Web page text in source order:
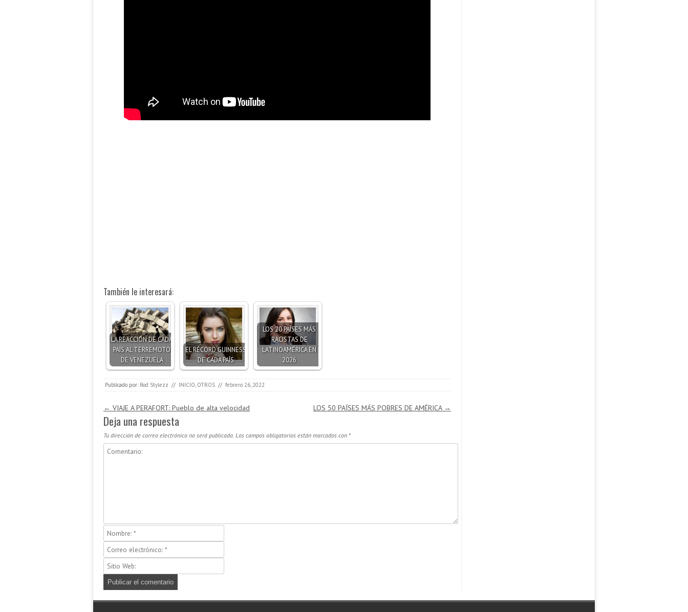
También le interesará:
LA REACCIÓN DE CADA
PAÍS AL TERREMOTO
DE VENEZUELA
EL RÉCORD GUINNESS
DE CADA PAÍS
LOS 20 PAÍSES MÁS
RACISTAS DE
LATINOAMÉRICA EN
2026
Publicado por: Rod Stylezz // INICIO OTROS // febrero 26, 2022
Navegación de entradas
← VIAJE A PERAFORT: Pueblo de alta velocidad LOS 50 PAÍSES MÁS POBRES DE AMÉRICA →
Deja una respuesta
Tu dirección de correo electrónico no será publicada. Los campos obligatorios están marcados con *